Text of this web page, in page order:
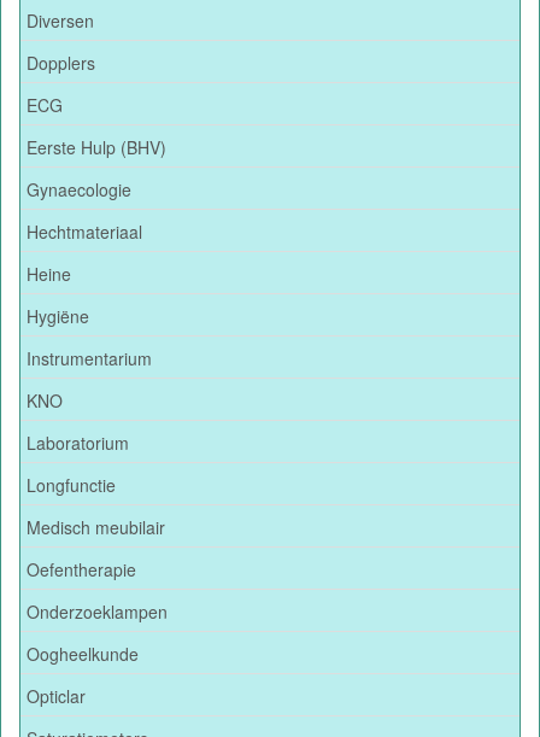
Diversen
Dopplers
ECG
Eerste Hulp (BHV)
Gynaecologie
Hechtmateriaal
Heine
Hygiëne
Instrumentarium
KNO
Laboratorium
Longfunctie
Medisch meubilair
Oefentherapie
Onderzoeklampen
Oogheelkunde
Opticlar